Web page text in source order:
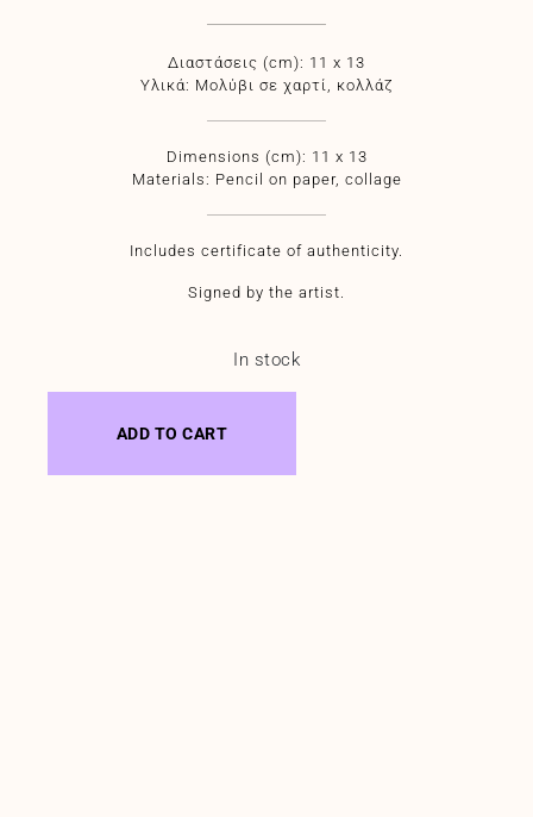
Διαστάσεις (cm): 11 x 13
Υλικά: Mολύβι σε χαρτί, κολλάζ
Dimensions (cm): 11 x 13
Materials: Pencil on paper, collage
Includes certificate of authenticity.
Signed by the artist.
In stock
ADD TO CART